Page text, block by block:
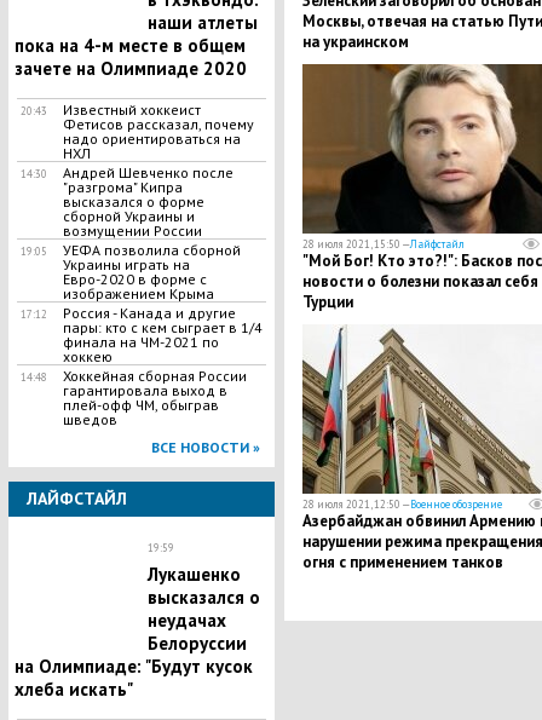
наши атлеты
пока на 4-м месте в общем
зачете на Олимпиаде 2020
20:43
Известный хоккеист
Фетисов рассказал, почему
надо ориентироваться на
НХЛ
14:30
Андрей Шевченко после
"разгрома" Кипра
высказался о форме
сборной Украины и
возмущении России
19:05
УЕФА позволила сборной
Украины играть на
Евро-2020 в форме с
изображением Крыма
17:12
Россия - Канада и другие
пары: кто с кем сыграет в 1/4
финала на ЧМ-2021 по
хоккею
14:48
Хоккейная сборная России
гарантировала выход в
плей-офф ЧМ, обыграв
шведов
ВСЕ НОВОСТИ »
ЛАЙФСТАЙЛ
19:59
Лукашенко
высказался о
неудачах
Белоруссии
на Олимпиаде: "Будут кусок
хлеба искать"
Москвы, отвечая на статью
на украинском
28 июля 2021, 15:50 —Лайфстайл
​"Мой Бог! Кто это?!": Басков
новости о болезни показал себя
Турции
28 июля 2021, 12:50 —Военное обозрение
Азербайджан обвинил Армению
нарушении режима прекращения
огня с применением танков